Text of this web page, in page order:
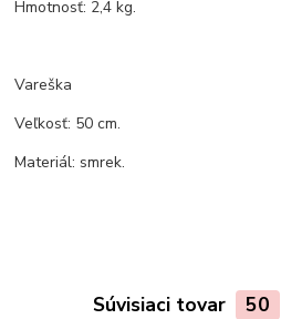
Hmotnosť: 2,4 kg.
Vareška
Veľkosť: 50 cm.
Materiál: smrek.
Súvisiaci tovar 50